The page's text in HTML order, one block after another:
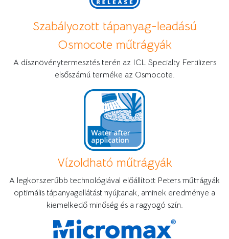
Szabályozott tápanyag-leadású
Osmocote műtrágyák
A dísznövénytermesztés terén az ICL Specialty Fertilizers
elsőszámú terméke az Osmocote.
Vízoldható műtrágyák
A legkorszerűbb technológiával előállított Peters műtrágyák
optimális tápanyagellátást nyújtanak, aminek eredménye a
kiemelkedő minőség és a ragyogó szín.